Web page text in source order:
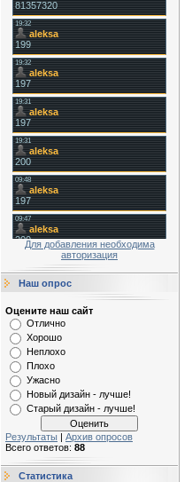
Для добавления необходима
авторизация
Наш опрос
Оцените наш сайт
Отлично
Хорошо
Неплохо
Плохо
Ужасно
Новый дизайн - лучше!
Старый дизайн - лучше!
Результаты | Архив опросов
Всего ответов: 88
Статистика